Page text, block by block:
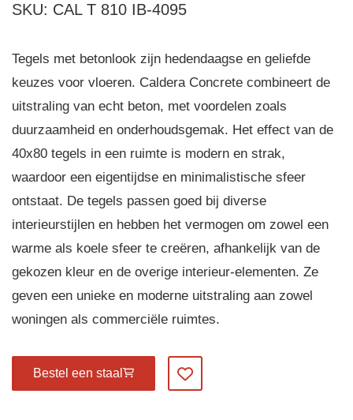
SKU: CAL T 810 IB-4095
Tegels met betonlook zijn hedendaagse en geliefde
keuzes voor vloeren. Caldera Concrete combineert de
uitstraling van echt beton, met voordelen zoals
duurzaamheid en onderhoudsgemak. Het effect van de
40x80 tegels in een ruimte is modern en strak,
waardoor een eigentijdse en minimalistische sfeer
ontstaat. De tegels passen goed bij diverse
interieurstijlen en hebben het vermogen om zowel een
warme als koele sfeer te creëren, afhankelijk van de
gekozen kleur en de overige interieur-elementen. Ze
geven een unieke en moderne uitstraling aan zowel
woningen als commerciële ruimtes.
Bestel een staal Voeg toe aan mijn favorieten